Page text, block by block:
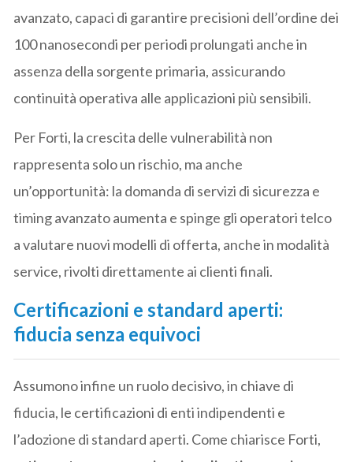
avanzato, capaci di garantire precisioni dell’ordine dei
100 nanosecondi per periodi prolungati anche in
assenza della sorgente primaria, assicurando
continuità operativa alle applicazioni più sensibili.
Per Forti, la crescita delle vulnerabilità non
rappresenta solo un rischio, ma anche
un’opportunità: la domanda di servizi di sicurezza e
timing avanzato aumenta e spinge gli operatori telco
a valutare nuovi modelli di offerta, anche in modalità
service, rivolti direttamente ai clienti finali.
Certificazioni e standard aperti:
fiducia senza equivoci
Assumono infine un ruolo decisivo, in chiave di
fiducia, le certificazioni di enti indipendenti e
l’adozione di standard aperti. Come chiarisce Forti,